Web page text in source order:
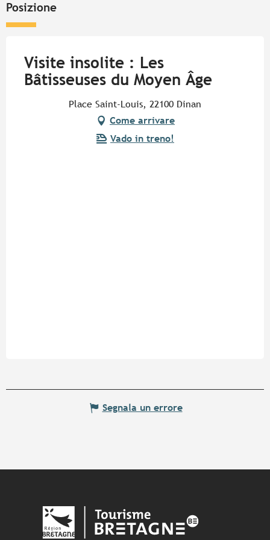
Posizione
Visite insolite : Les
Bâtisseuses du Moyen Âge
Place Saint-Louis, 22100 Dinan
Come arrivare
Vado in treno!
Segnala un errore